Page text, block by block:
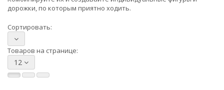
дорожки, по которым приятно ходить.
Сортировать:
Товаров на странице:
12